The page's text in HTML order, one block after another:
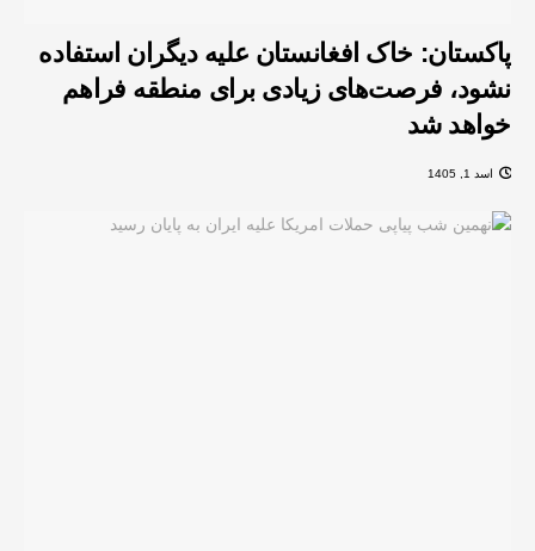
پاکستان: خاک افغانستان علیه دیگران استفاده
نشود، فرصت‌های زیادی برای منطقه فراهم
خواهد شد
اسد 1, 1405